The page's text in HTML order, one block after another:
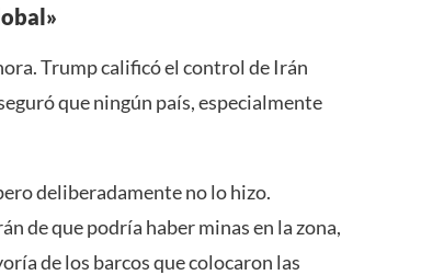
Trump calificó el control de Irán
que ningún país, especialmente
deliberadamente no lo hizo.
de que podría haber minas en la zona,
de los barcos que colocaron las